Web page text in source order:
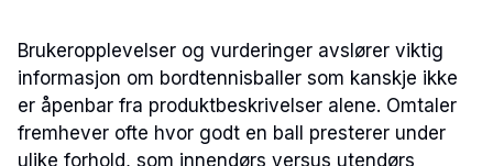
Brukeropplevelser og vurderinger avslører viktig
informasjon om bordtennisballer som kanskje ikke
er åpenbar fra produktbeskrivelser alene. Omtaler
fremhever ofte hvor godt en ball presterer under
ulike forhold, som innendørs versus utendørs